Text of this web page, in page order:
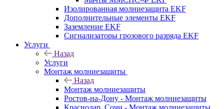
Изолированная молниезащита EKF
Дополнительные элементы EKF
Заземление EKF
Сигнализаторы грозового разряда EKF
Услуги
Назад
Услуги
Монтаж молниезащиты
Назад
Монтаж молниезащиты
Ростов-на-Дону - Монтаж молниезащиты
Краснодар, Сочи - Монтаж молниезащиты